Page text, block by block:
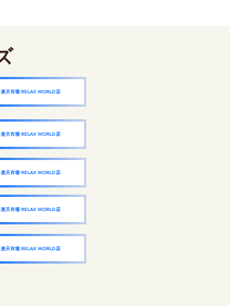
楽天市場 RELAX WORLD店
楽天市場 RELAX WORLD店
楽天市場 RELAX WORLD店
楽天市場 RELAX WORLD店
楽天市場 RELAX WORLD店